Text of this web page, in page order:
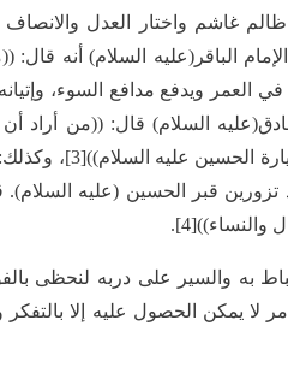
غاشم واختار العدل والانصاف
الباقر(عليه السلام) أنه قال:
في العمر ويدفع مدافع السوء،
الصادق(عليه السلام) قال: ((من
وفاطمة عليه
تزورين قبر الحسين (عليه
به والسير على دربه لنحظى
لا يمكن الحصول عليه إلا